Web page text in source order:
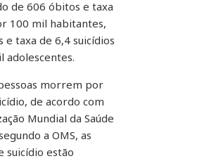
de 606 óbitos e taxa
100 mil habitantes,
e taxa de 6,4 suicídios
adolescentes.
morrem por
de acordo com
Mundial da Saúde
a OMS, as
suicídio estão